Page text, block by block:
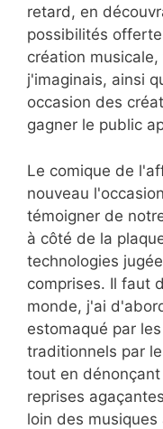
retard, en
possibilités
création
j'imaginais, ainsi
occasion des
gagner le public
Le comique de
nouveau
témoigner de
à côté de la
technologies
comprises. Il faut
monde, j'ai
estomaqué par
traditionnels par
tout en
reprises
loin des